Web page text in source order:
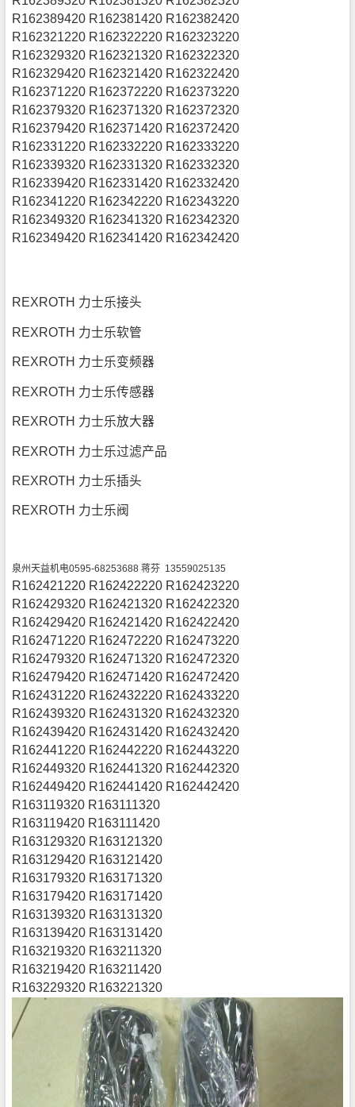
R162389420 R162381420 R162382420
R162321220 R162322220 R162323220
R162329320 R162321320 R162322320
R162329420 R162321420 R162322420
R162371220 R162372220 R162373220
R162379320 R162371320 R162372320
R162379420 R162371420 R162372420
R162331220 R162332220 R162333220
R162339320 R162331320 R162332320
R162339420 R162331420 R162332420
R162341220 R162342220 R162343220
R162349320 R162341320 R162342320
R162349420 R162341420 R162342420
REXROTH 力士乐接头
REXROTH 力士乐软管
REXROTH 力士乐变频器
REXROTH 力士乐传感器
REXROTH 力士乐放大器
REXROTH 力士乐过滤产品
REXROTH 力士乐插头
REXROTH 力士乐阀
泉州天益机电0595-68253688 蒋芬 13559025135
R162421220 R162422220 R162423220
R162429320 R162421320 R162422320
R162429420 R162421420 R162422420
R162471220 R162472220 R162473220
R162479320 R162471320 R162472320
R162479420 R162471420 R162472420
R162431220 R162432220 R162433220
R162439320 R162431320 R162432320
R162439420 R162431420 R162432420
R162441220 R162442220 R162443220
R162449320 R162441320 R162442320
R162449420 R162441420 R162442420
R163119320 R163111320
R163119420 R163111420
R163129320 R163121320
R163129420 R163121420
R163179320 R163171320
R163179420 R163171420
R163139320 R163131320
R163139420 R163131420
R163219320 R163211320
R163219420 R163211420
R163229320 R163221320